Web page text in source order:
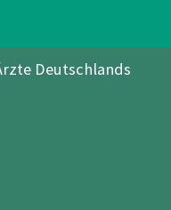
Deutschlands